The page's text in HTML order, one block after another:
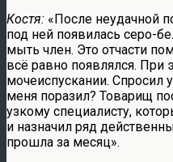
Костя: «После неудачной
под ней появилась серо-
мыть член. Это отчасти
всё равно появлялся. При
мочеиспускании. Спросил
меня поразил? Товарищ
узкому специалисту,
и назначил ряд
прошла за месяц».